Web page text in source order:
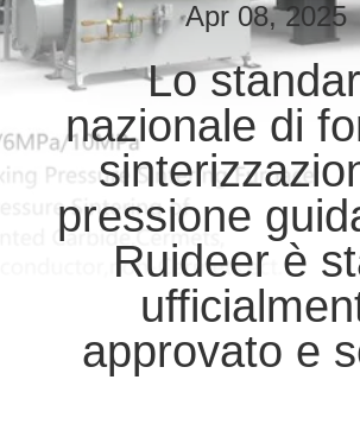
CONTROLLO
DELLA
QUALITÀ
CONTATTACI
CHIEDI UN
PREVENTIVO
Apr 08, 2025
Lo
nazionale di
pressione
Ruideer è
approvato e